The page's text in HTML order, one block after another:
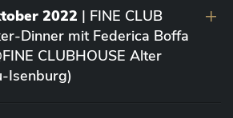
2022 | FINE CLUB
Dinner mit Federica Boffa
CLUBHOUSE Alter
Isenburg)